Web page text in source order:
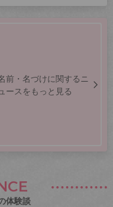
前・名づけに関するニ
ースをもっと見る
体験談